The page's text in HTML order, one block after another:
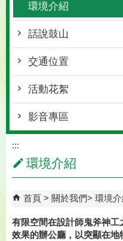
環境介紹
話說鼓山
交通位置
活動花絮
影音專區
:::
環境介紹
首頁 關於我們 環境
有限空間在設計師鬼斧神
效果的辦公廳，以突顯在